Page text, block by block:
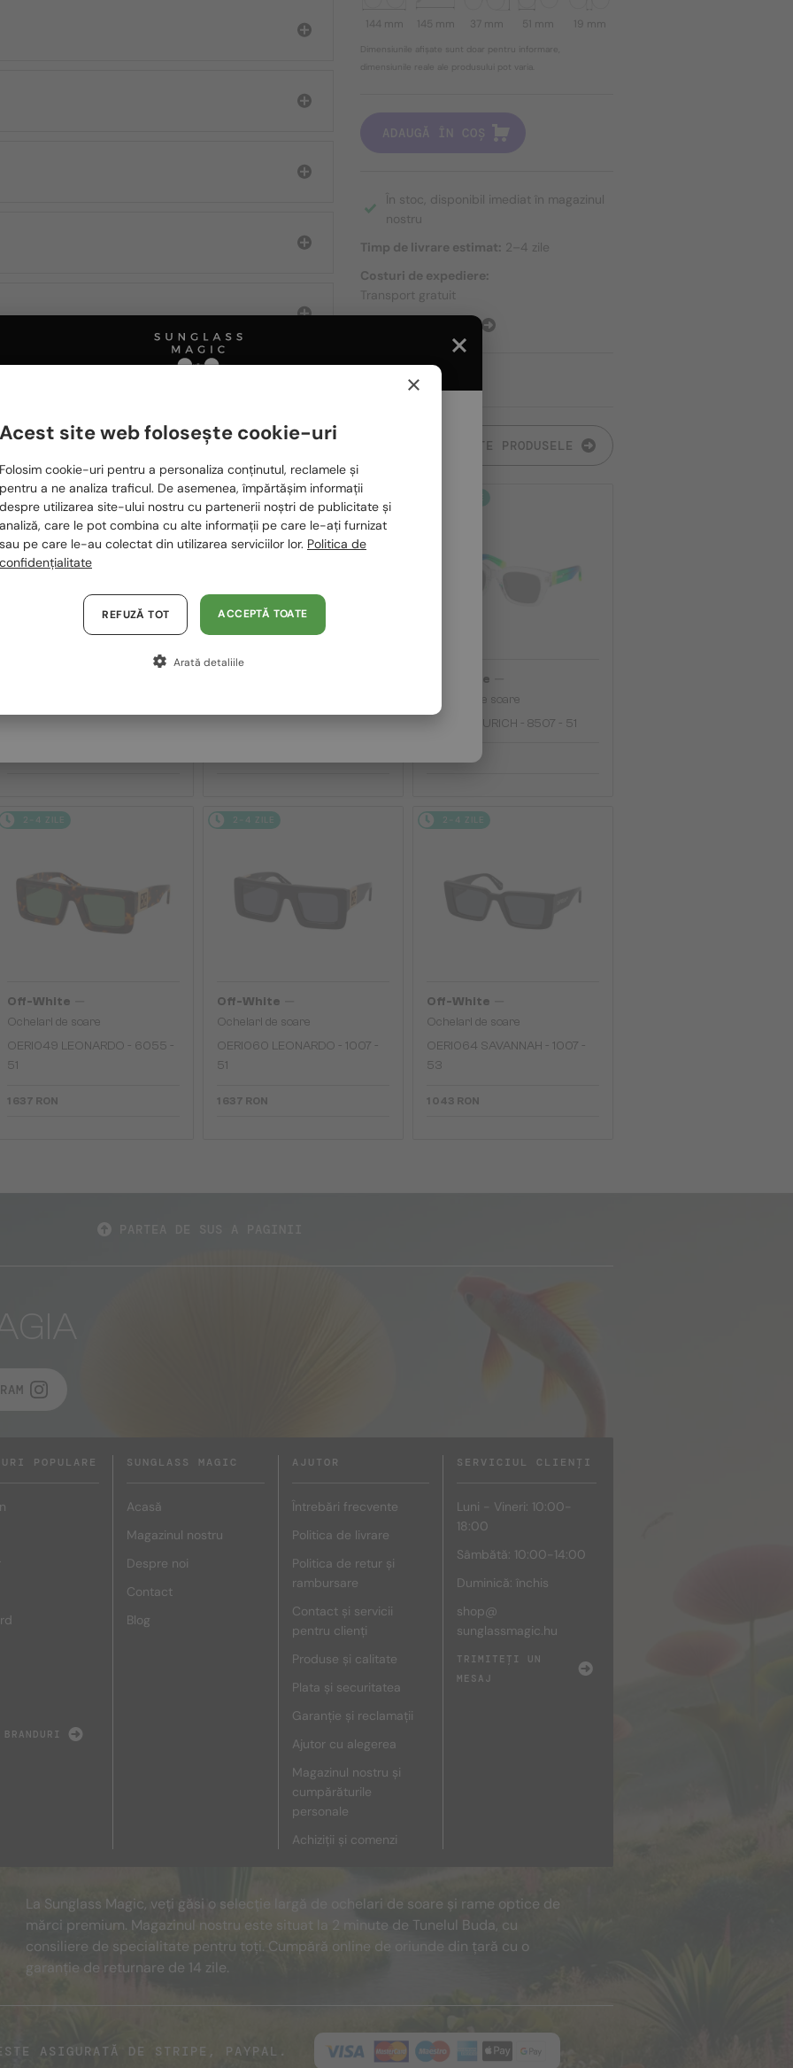
144 mm 145 mm 37 mm 51 mm 19 mm
Dimensiunile afișate sunt doar pentru informare,
dimensiunile reale ale produsului pot varia.
ADAUGĂ ÎN COȘ
În stoc, disponibil imediat în magazinul
nostru
Timp de livrare estimat: 2–4 zile
Costuri de expediere:
Transport gratuit
FIȚI INTERESAȚI ȘI DE TOATE PRODUSELE
2-4 ZILE 2-4 ZILE
Off-White
Ochelari de soare
OERI018 ZURICH - 8507 - 51
2-4 ZILE
Off-White
Ochelari de soare
OERI049 LEONARDO - 6055 -
51
1 637 RON
2-4 ZILE
Off-White
Ochelari de soare
OERI060 LEONARDO - 1007 -
51
1 637 RON
2-4 ZILE
Off-White
Ochelari de soare
OERI064 SAVANNAH - 1007 -
53
1 043 RON
POPULARE SUNGLASS MAGIC
Acasă
Magazinul nostru
Despre noi
Contact
Blog
AJUTOR
Întrebări frecvente
Politica de livrare
Politica de retur și
rambursare
Contact și servicii
pentru clienți
Produse și calitate
Plata și securitatea
Garanție și reclamații
Ajutor cu alegerea
Magazinul nostru și
cumpărăturile
personale
Achiziții și comenzi
SERVICIUL CLIENȚI
Luni - Vineri: 10:00-
18:00
Sâmbătă: 10:00-14:00
Duminică: închis
shop@
sunglassmagic.hu
TRIMITEȚI UN
MESAJ
La Sunglass Magic, veți găsi o selecție largă de ochelari de soare și rame optice de
mărci premium. Magazinul nostru este situat la 2 minute de Tunelul Buda, cu
consiliere de specialitate pentru toți. Cumpără online de oriunde din țară cu o
garanție de returnare de 14 zile.
ASIGURATĂ DE STRIPE, PAYPAL.
Te rugăm să alegi din listă țara potrivită pentru tine:
România / RO
Polska / PL
Magyarország / HU
Austria / AT
Germania / DE
×
Acest site web folosește cookie-uri
Folosim cookie-uri pentru a personaliza conținutul, reclamele și
pentru a ne analiza traficul. De asemenea, împărtășim informații
despre utilizarea site-ului nostru cu partenerii noștri de publicitate și
analiză, care le pot combina cu alte informații pe care le-ați furnizat
sau pe care le-au colectat din utilizarea serviciilor lor. Politica de
confidențialitate
ACCEPTĂ TOATE
REFUZĂ TOT
Arată detaliile